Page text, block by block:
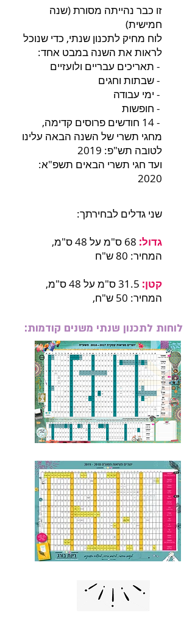
שני גדלים לבחירתך:
גדול:
68 ס"מ על 48 ס"מ,
המחיר: 80 ש"ח
קטן:
31.5 ס"מ על 48 ס"מ,
המחיר: 50 ש"ח,
זו כבר נהייתה מסורת (שנה
חמישית)
לוח מחיק לתכנון שנתי, כדי שנוכל
לראות את השנה במבט אחד:
- תאריכים עבריים ולועזיים
- שבתות וחגים
- ימי עבודה
- חופשות
- 14 חודשים פרוסים קדימה,
מחגי תשרי של השנה הבאה עלינו
לטובה תש"פ: 2019
ועד חגי תשרי הבאים תשפ"א:
2020
לוחות לתכנון שנתי משנים קודמות: